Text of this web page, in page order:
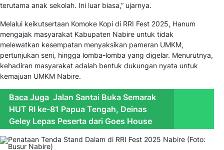
terutama anak sekolah. Ini luar biasa,” ujarnya.
Melalui keikutsertaan Komoke Kopi di RRI Fest 2025, Hanum
mengajak masyarakat Kabupaten Nabire untuk tidak
melewatkan kesempatan menyaksikan pameran UMKM,
pertunjukan seni, hingga lomba-lomba yang digelar. Menurutnya,
kehadiran masyarakat adalah bentuk dukungan nyata untuk
kemajuan UMKM Nabire.
Baca Juga Jalan Santai Buka Semarak
HUT RI ke-81 Papua Tengah, Deinas
Geley Lepas Peserta dari Goes House